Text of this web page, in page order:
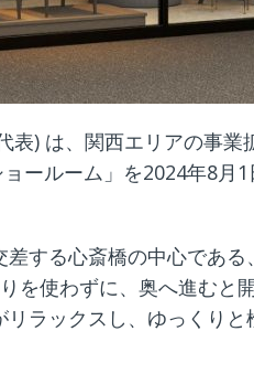
) は、関西エリアの事業
ールーム」を2024年8月
する心斎橋の中心である
を使わずに、奥へ進むと
ラックスし、ゆっくりと